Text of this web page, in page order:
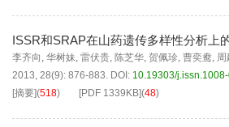
ISSR和SRAP在山药遗传多样性分析上
李齐向 , 华树妹, 雷伏贵, 陈芝华, 贺佩珍, 曹奕鸯, 周
2013, 28(9): 876-883. DOI: 10.19303/
[摘要](518) [PDF 1339KB](48)